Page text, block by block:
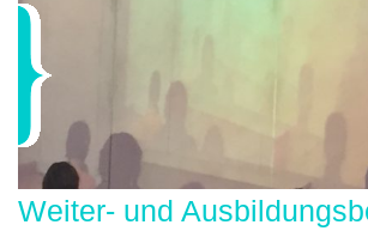
oder Präsentation. Wir freuen uns über
WO?
Weiter- und